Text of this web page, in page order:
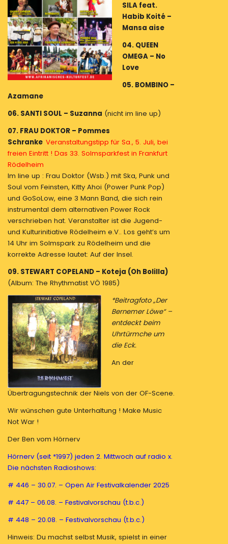
SILA feat.
Habib Koité –
Mansa aise
04. QUEEN
OMEGA – No
Love
05. BOMBINO –
Azamane
06. SANTI SOUL – Suzanna (nicht im line up)
07. FRAU DOKTOR – Pommes
Schranke Veranstaltungstipp für Sa., 5. Juli, bei
freien Eintritt ! Das 33. Solmsparkfest in Frankfurt
Rödelheim
Im line up : Frau Doktor (Wsb.) mit Ska, Punk und
Soul vom Feinsten, Kitty Ahoi (Power Punk Pop)
und GoSoLow, eine 3 Mann Band, die sich rein
instrumental dem alternativen Power Rock
verschrieben hat. Veranstalter ist die Jugend-
und Kulturinitiative Rödelheim e.V.. Los geht’s um
14 Uhr im Solmspark zu Rödelheim und die
korrekte Adresse lautet: Auf der Insel.
09. STEWART COPELAND – Koteja (Oh Bolilla)
(Album: The Rhythmatist VÖ 1985)
*Beitragfoto „Der
Bernemer Löwe“ –
entdeckt beim
Uhrtürmche um
die Eck.
An der
Übertragungstechnik der Niels von der OF-Scene.
Wir wünschen gute Unterhaltung ! Make Music
Not War !
Der Ben vom Hörnerv
Hörnerv (seit *1997) jeden 2. Mittwoch auf radio x.
Die nächsten Radioshows:
# 446 – 30.07. – Open Air Festivalkalender 2025
# 447 – 06.08. – Festivalvorschau (t.b.c.)
# 448 – 20.08. – Festivalvorschau (t.b.c.)
Hinweis: Du machst selbst Musik, spielst in einer